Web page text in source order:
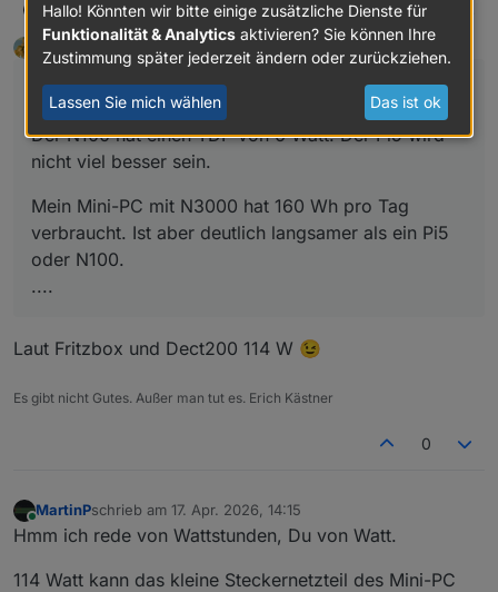
MartinPDer N100 hat einen TDP von 6 Watt. Der Pi5 wird nicht
viel besser sein.
Mein Mini-PC mit N3000 hat 160 Wh pro Tag
N100.
Incl. Peripherie ist es inzwischen aber mehr.
Zigbee Stick
Google Coral USB KI Modul
USB Hdd
Offline
Winni schrieb am 17. Apr. 2026, 13:41
zuletzt editiert von Winni
@MartinP sagte:
Der N100 hat einen TDP von 6 Watt. Der Pi5 wird
nicht viel besser sein.
Mein Mini-PC mit N3000 hat 160 Wh pro Tag
verbraucht. Ist aber deutlich langsamer als ein Pi5
oder N100.
....
Laut Fritzbox und Dect200 114 W 😉
Es gibt nicht Gutes. Außer man tut es. Erich Kästner
0
Online
MartinPschrieb am 17. Apr. 2026, 14:15
zuletzt editiert von
Hmm ich rede von Wattstunden, Du von Watt.
114 Watt kann das kleine Steckernetzteil des Mini-PC
Hallo! Könnten wir bitte einige zusätzliche Dienste für
Funktionalität & Analytics aktivieren? Sie können Ihre
Zustimmung später jederzeit ändern oder zurückziehen.
Lassen Sie mich wählen Das ist ok